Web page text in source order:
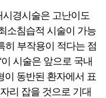
시경시술은 고난이도
소침습적 시술이 가능
히 부작용이 적다는 점
시술은 앞으로 국내
이 동반된 환자에서 표
리 잡을 것으로 기대